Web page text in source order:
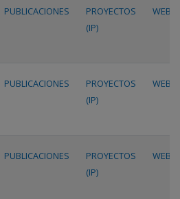
PUBLICACIONES
PROYECTOS
(IP)
WEB
PUBLICACIONES
PROYECTOS
(IP)
WEB
PUBLICACIONES
PROYECTOS
(IP)
WEB